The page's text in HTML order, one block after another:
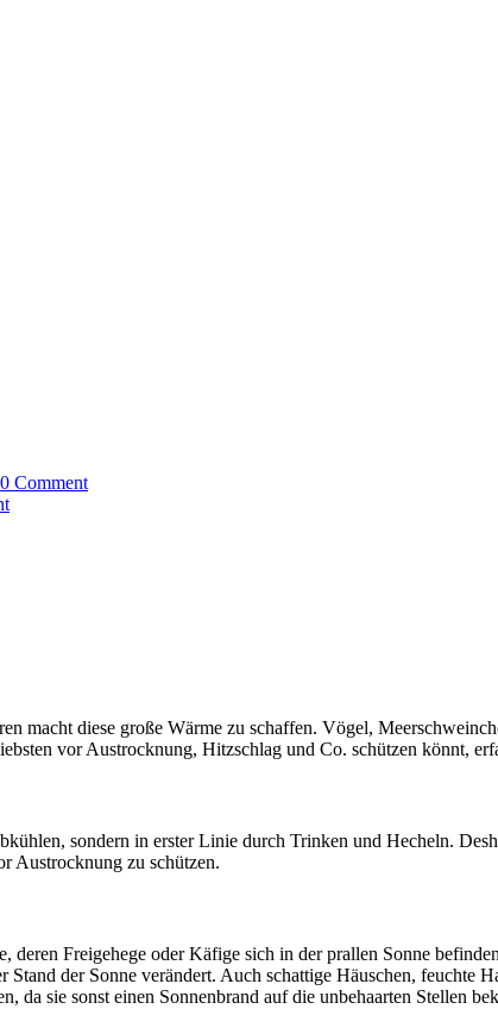
0 Comment
macht diese große Wärme zu schaffen. Vögel,
vor Austrocknung, Hitzschlag und Co. schützen könnt,
sondern in erster Linie durch Trinken und Hecheln.
Austrocknung zu schützen.
Freigehege oder Käfige sich in der prallen Sonne
der Sonne verändert. Auch schattige Häuschen, feuchte
sie sonst einen Sonnenbrand auf die unbehaarten Stellen